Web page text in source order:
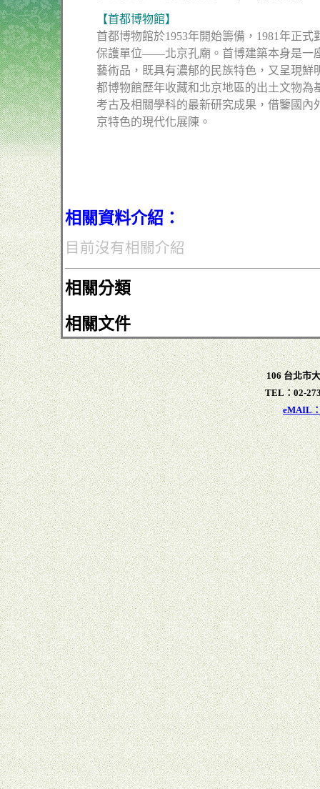
【首都博物館】
首都博物館於1953年開始籌備，1981年正
保護單位——北京孔廟。首博建築本身是一
藝術品，既具有濃郁的民族特色，又呈現鮮
都博物館歷年收藏和北京地區的出土文物為
考古及相關學科的最新研究成果，借鑒國內
京特色的現代化展陳。
相關資料介紹：
目前沒有相關介紹
相關分類
相關文件
106 台北市
TEL：02-
eMAIL